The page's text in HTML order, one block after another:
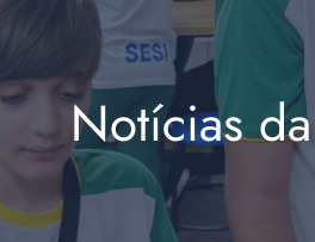
Notícias